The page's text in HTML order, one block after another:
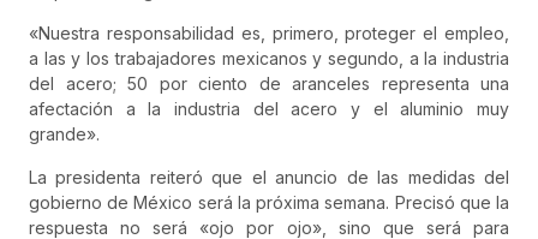
«Nuestra responsabilidad es, primero, proteger el empleo,
a las y los trabajadores mexicanos y segundo, a la industria
del acero; 50 por ciento de aranceles representa una
afectación a la industria del acero y el aluminio muy
grande».
La presidenta reiteró que el anuncio de las medidas del
gobierno de México será la próxima semana. Precisó que la
respuesta no será «ojo por ojo», sino que será para